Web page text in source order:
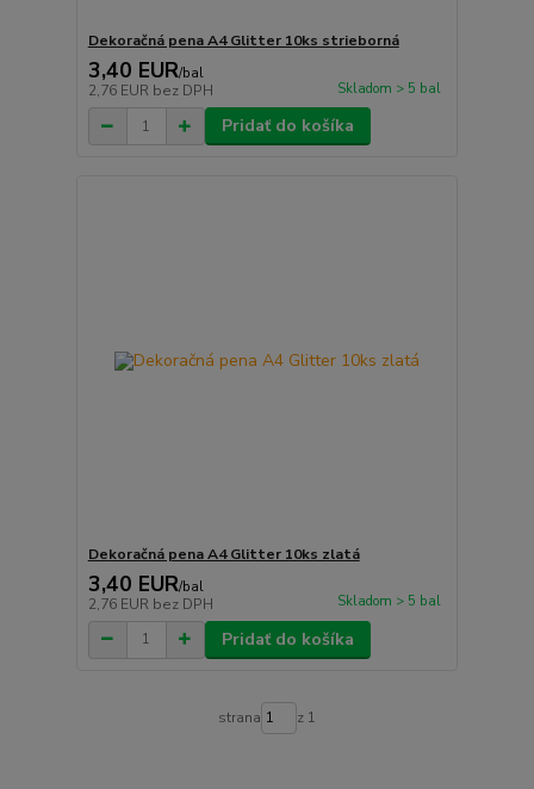
Dekoračná pena A4 Glitter 10ks strieborná
3,40 EUR/bal
2,76 EUR bez DPH Skladom > 5 bal
Pridať do košíka
Dekoračná pena A4 Glitter 10ks zlatá
3,40 EUR/bal
2,76 EUR bez DPH Skladom > 5 bal
Pridať do košíka
strana z 1